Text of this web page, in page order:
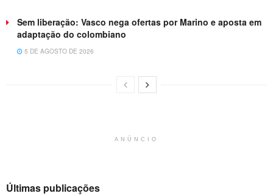
Sem liberação: Vasco nega ofertas por Marino e aposta em
adaptação do colombiano
5 DE AGOSTO DE 2026
ANÚNCIO
Últimas publicações